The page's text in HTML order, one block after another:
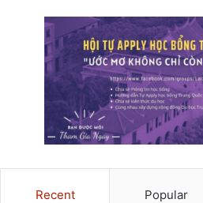
Recent Popular